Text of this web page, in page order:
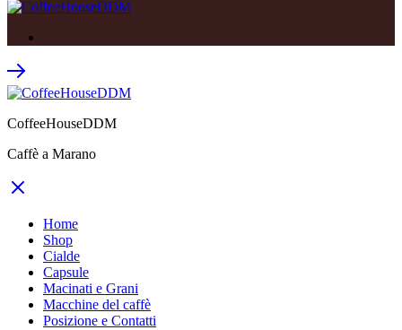
CoffeeHouseDDM
Caffè a Marano
Home
Shop
Cialde
Capsule
Macinati e Grani
Macchine del caffè
Posizione e Contatti